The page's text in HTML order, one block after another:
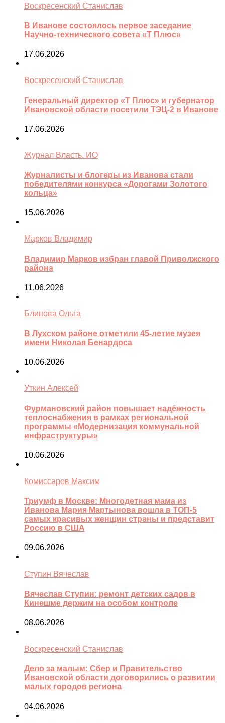
Воскресенский Станислав
В Иванове состоялось первое заседание
Научно-технического совета «Т Плюс»
17.06.2026
Воскресенский Станислав
Генеральный директор «Т Плюс» и губернатор
Ивановской области посетили ТЭЦ-2 в Иванове
17.06.2026
Журнал Власть. ИО
Журналисты и блогеры из Иванова стали
победителями конкурса «Дорогами Золотого
кольца»
15.06.2026
Марков Владимир
Владимир Марков избран главой Приволжского
района
11.06.2026
Блинова Ольга
В Лухском районе отметили 45-летие музея
имени Николая Бенардоса
10.06.2026
Уткин Алексей
Фурмановский район повышает надёжность
теплоснабжения в рамках региональной
программы «Модернизация коммунальной
инфраструктуры»
10.06.2026
Комиссаров Максим
Триумф в Москве: Многодетная мама из
Иванова Мария Мартынова вошла в ТОП-5
самых красивых женщин страны и представит
Россию в США
09.06.2026
Ступин Вячеслав
Вячеслав Ступин: ремонт детских садов в
Кинешме держим на особом контроле
08.06.2026
Воскресенский Станислав
Дело за малым: Сбер и Правительство
Ивановской области договорились о развитии
малых городов региона
04.06.2026